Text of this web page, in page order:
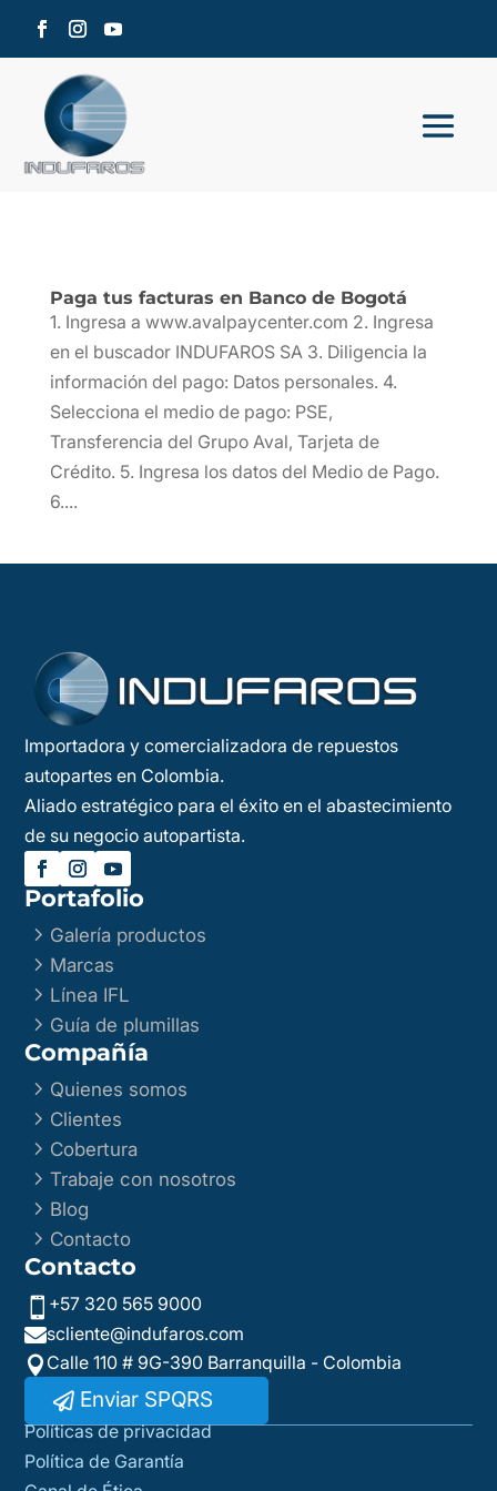
Paga tus facturas en Banco de Bogotá
1. Ingresa a www.avalpaycenter.com 2. Ingresa
en el buscador INDUFAROS SA 3. Diligencia la
información del pago: Datos personales. 4.
Selecciona el medio de pago: PSE,
Transferencia del Grupo Aval, Tarjeta de
Crédito. 5. Ingresa los datos del Medio de Pago.
6....
Importadora y comercializadora de repuestos
autopartes en Colombia.
Aliado estratégico para el éxito en el abastecimiento
de su negocio autopartista.
Portafolio
5 Galería productos
5 Marcas
5 Línea IFL
5 Guía de plumillas
Compañía
5 Quienes somos
5 Clientes
5 Cobertura
5Trabaje con nosotros
5 Blog
5 Contacto
Contacto
 +57 320 565 9000
scliente@indufaros.com
 Calle 110 # 9G-390 Barranquilla - Colombia
Enviar SPQRS
Políticas de privacidad
Política de Garantía